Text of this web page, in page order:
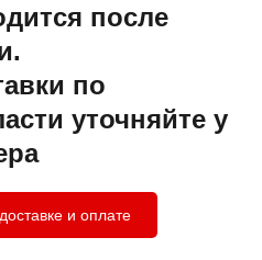
после
по
уточняйте у
и оплате